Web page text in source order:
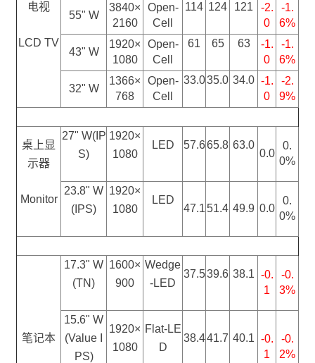
电视
LCD TV
55" W
3840×
2160
Open-
Cell
114 124 121
-2.
0
-1.
6%
43" W
1920×
1080
Open-
Cell
61 65 63
-1.
0
-1.
6%
32" W
1366×
768
Open-
Cell
33.035.0 34.0 -1.
0
-2.
9%
桌上显
示器
Monitor
27" W(IP
S)
1920×
1080
LED 57.665.8 63.0
0.0
0.
0%
23.8" W
(IPS)
1920×
1080
LED
47.1 51.4 49.9 0.0
0.
0%
笔记本
17.3" W
(TN)
1600×
900
Wedge
-LED
37.539.6 38.1 -0.
1
-0.
3%
15.6" W
(Value I
PS)
1920×
1080
Flat-LE
D
38.441.7 40.1 -0.
1
-0.
2%